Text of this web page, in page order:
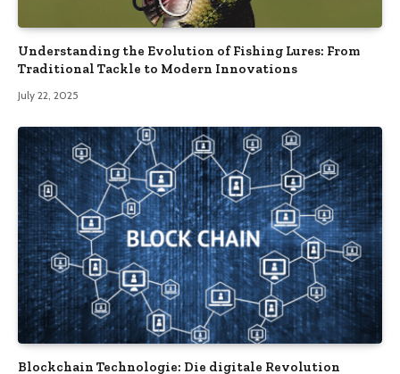
Understanding the Evolution of Fishing Lures: From
Traditional Tackle to Modern Innovations
July 22, 2025
Blockchain Technologie: Die digitale Revolution